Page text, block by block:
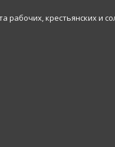
рабочих, крестьянских и